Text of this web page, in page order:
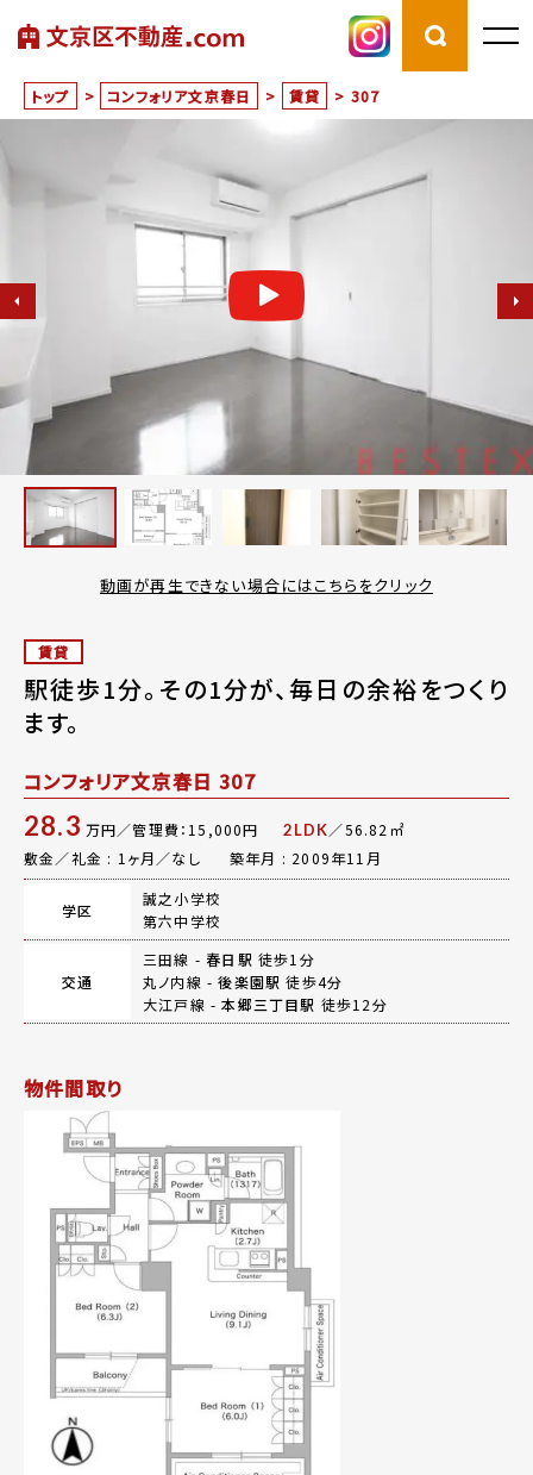
トップ > コンフォリア文京春日 > 賃貸 > 307
動画が再生できない場合にはこちらをクリック
賃貸
駅徒歩1分。その1分が、毎日の余裕をつくり
ます。
コンフォリア文京春日 307
28.3 万円／管理費：15,000円 2LDK／56.82㎡
敷金／礼金 : 1ヶ月／なし
築年月 : 2009年11月
学区
誠之小学校
第六中学校
交通
三田線 - 春日駅 徒歩1分
丸ノ内線 -後楽園駅 徒歩4分
大江戸線 -本郷三丁目駅 徒歩12分
物件間取り